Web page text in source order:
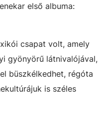
első albuma:
csapat volt, amely
gyönyörű látnivalójával,
büszkélkedhet, régóta
is széles